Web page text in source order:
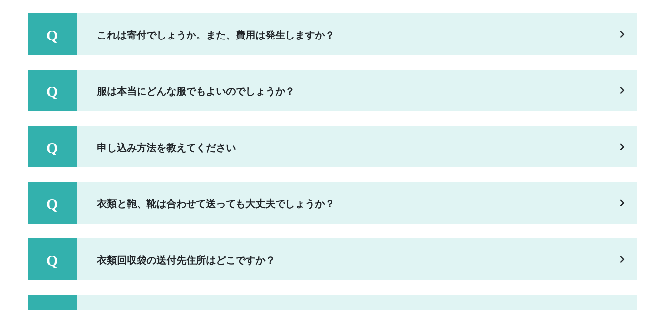
これは寄付でしょうか。また、費用は発生しますか？
服は本当にどんな服でもよいのでしょうか？
申し込み方法を教えてください
衣類と鞄、靴は合わせて送っても大丈夫でしょうか？
衣類回収袋の送付先住所はどこですか？